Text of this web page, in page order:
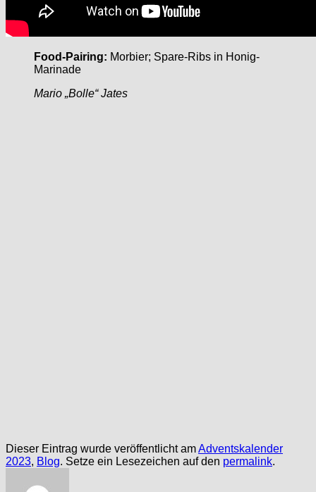
Food-Pairing: Morbier; Spare-Ribs in Honig-
Marinade
Mario „Bolle“ Jates
Dieser Eintrag wurde veröffentlicht amAdventskalender
2023, Blog. Setze ein Lesezeichen auf den permalink.